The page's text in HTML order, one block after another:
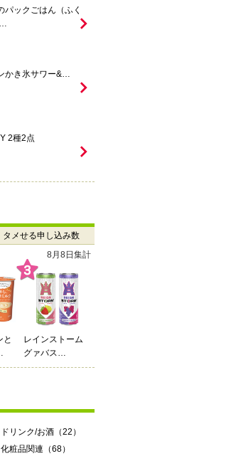
パックごはん（ふく
…
かき氷サワー&…
2種2点
タメせる申し込み数
7月27日 ～ 8月2日
茶
enn you3種飲み
比…
ドリンク/お酒（22）
化粧品関連（68）